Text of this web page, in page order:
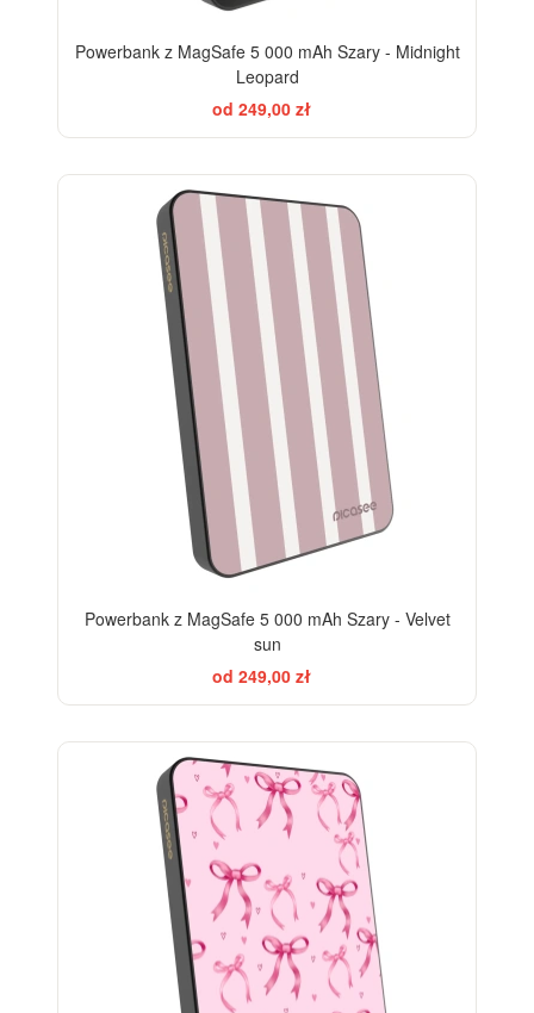
Powerbank z MagSafe 5 000 mAh Szary - Midnight
Leopard
od 249,00 zł
Powerbank z MagSafe 5 000 mAh Szary - Velvet
sun
od 249,00 zł